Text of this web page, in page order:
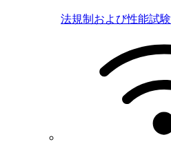
法規制および性能試験